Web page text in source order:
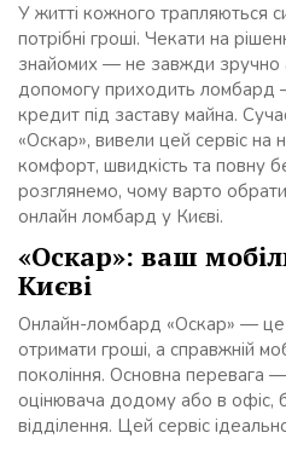
У житті кожного трапляються
потрібні гроші. Чекати на
знайомих — не завжди зручно
допомогу приходить ломбард
кредит під заставу майна.
«Оскар», вивели цей сервіс на
комфорт, швидкість та повну
розглянемо, чому варто
онлайн ломбард у Києві.
«Оскар»: ваш
Києві
Онлайн-ломбард «Оскар» — це
отримати гроші, а справжній
покоління. Основна перевага
оцінювача додому або в офіс,
відділення. Цей сервіс